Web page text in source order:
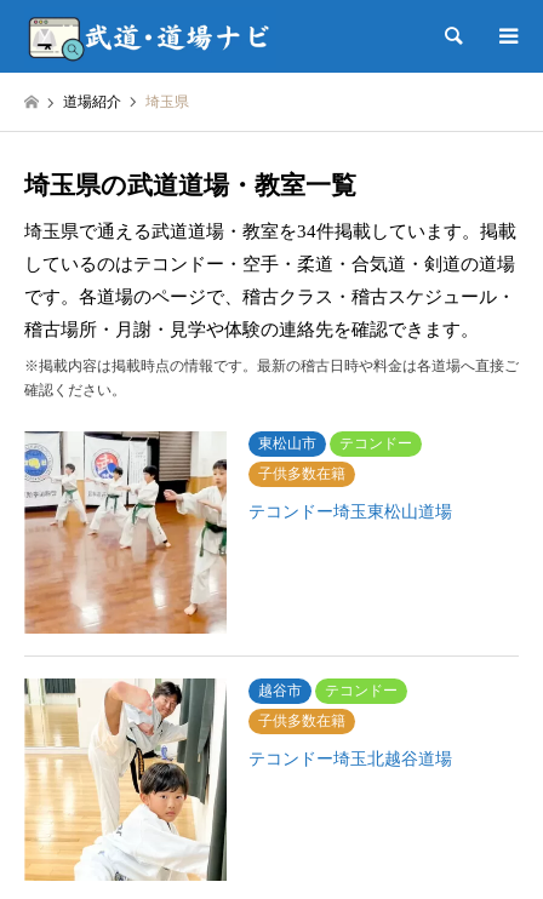
検索
道場紹介 埼玉県
埼玉県の武道道場・教室一覧
埼玉県で通える武道道場・教室を34件掲載しています。掲載
しているのはテコンドー・空手・柔道・合気道・剣道の道場
です。各道場のページで、稽古クラス・稽古スケジュール・
稽古場所・月謝・見学や体験の連絡先を確認できます。
※掲載内容は掲載時点の情報です。最新の稽古日時や料金は各道場へ直接ご
確認ください。
東松山市
テコンドー
子供多数在籍
テコンドー埼玉東松山道場
越谷市
テコンドー
子供多数在籍
テコンドー埼玉北越谷道場